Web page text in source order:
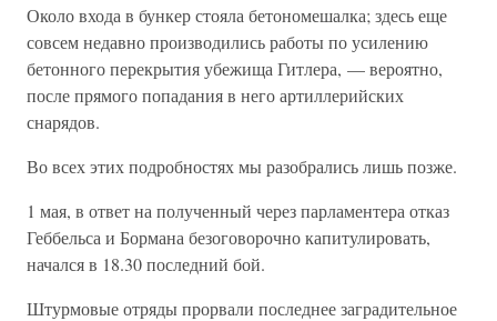
Около входа в бункер стояла бетономешалка; здесь еще
совсем недавно производились работы по усилению
бетонного перекрытия убежища Гитлера, — вероятно,
после прямого попадания в него артиллерийских
снарядов.
Во всех этих подробностях мы разобрались лишь позже.
1 мая, в ответ на полученный через парламентера отказ
Геббельса и Бормана безоговорочно капитулировать,
начался в 18.30 последний бой.
Штурмовые отряды прорвали последнее заградительное